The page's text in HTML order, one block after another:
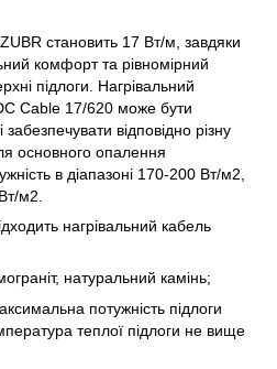
становить 17 Вт/м, завдяки
комфорт та рівномірний
підлоги. Нагрівальний
Cable 17/620 може бути
відповідно різну
основного опалення
в діапазоні 170-200 Вт/м2,
м2.
нагрівальний кабель
натуральний камінь;
потужність підлоги
теплої підлоги не вище